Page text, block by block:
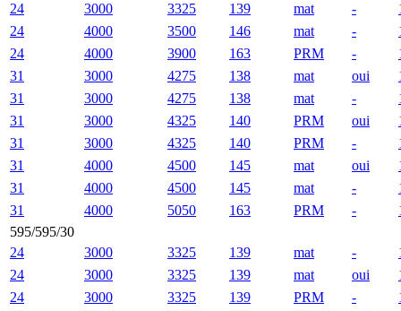
24
3000 3325 139 mat -
24
4000 3500 146 mat -
24
4000 3900 163 PRM -
31
3000 4275 138 mat oui
31
3000 4275 138 mat -
31
3000 4325 140 PRM oui
31
3000 4325 140 PRM -
31
4000 4500 145 mat oui
31
4000 4500 145 mat -
31
4000 5050 163 PRM -
595/595/30
24
3000 3325 139 mat -
24
3000 3325 139 mat oui
24
3000 3325 139 PRM -